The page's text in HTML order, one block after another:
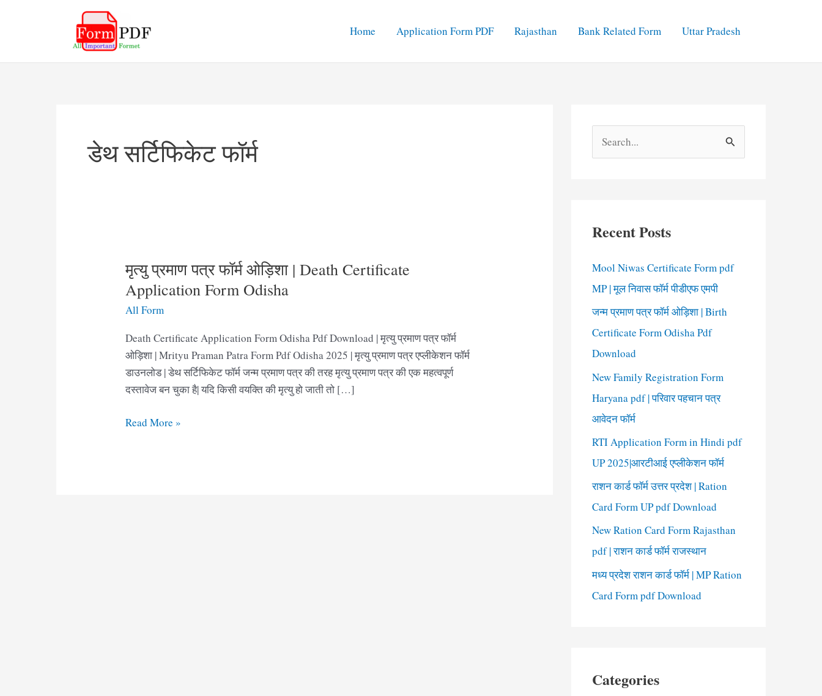
Home Application Form PDF Rajasthan Bank Related Form Uttar Pradesh
डेथ सर्टिफिकेट फॉर्म
मृत्यु प्रमाण पत्र फॉर्म ओड़िशा | Death Certificate
Application Form Odisha
All Form
Death Certificate Application Form Odisha Pdf Download | मृत्यु प्रमाण पत्र फॉर्म
ओड़िशा | Mrityu Praman Patra Form Pdf Odisha 2025 | मृत्यु प्रमाण पत्र एप्लीकेशन फॉर्म
डाउनलोड | डेथ सर्टिफिकेट फॉर्म जन्म प्रमाण पत्र की तरह मृत्यु प्रमाण पत्र की एक महत्वपूर्ण
दस्तावेज बन चुका है| यदि किसी वयक्ति की मृत्यु हो जाती तो […]
मृत्यु
Read More »
e
h
Recent Posts
Mool Niwas Certificate Form pdf
MP | मूल निवास फॉर्म पीडीएफ एमपी
जन्म प्रमाण पत्र फॉर्म ओड़िशा | Birth
Certificate Form Odisha Pdf
Download
New Family Registration Form
Haryana pdf | परिवार पहचान पत्र
आवेदन फॉर्म
RTI Application Form in Hindi pdf
UP 2025|आरटीआई एप्लीकेशन फॉर्म
राशन कार्ड फॉर्म उत्तर प्रदेश | Ration
Card Form UP pdf Download
New Ration Card Form Rajasthan
pdf | राशन कार्ड फॉर्म राजस्थान
मध्य प्रदेश राशन कार्ड फॉर्म | MP Ration
Card Form pdf Download
Categories